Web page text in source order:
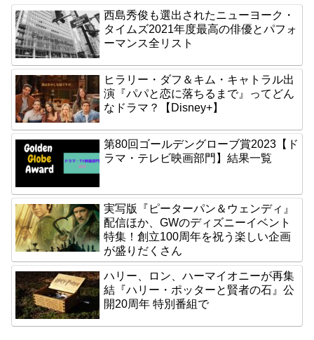
西島秀俊も選出されたニューヨーク・
タイムズ2021年度最高の俳優とパフォ
ーマンス全リスト
ヒラリー・ダフ＆キム・キャトラル出
演『パパと恋に落ちるまで』ってどん
なドラマ？【Disney+】
第80回ゴールデングローブ賞2023【ド
ラマ・テレビ映画部門】結果一覧
実写版『ピーターパン＆ウェンディ』
配信ほか、GWのディズニーイベント
特集！創立100周年を祝う楽しい企画
が盛りだくさん
ハリー、ロン、ハーマイオニーが再集
結『ハリー・ポッターと賢者の石』公
開20周年 特別番組で